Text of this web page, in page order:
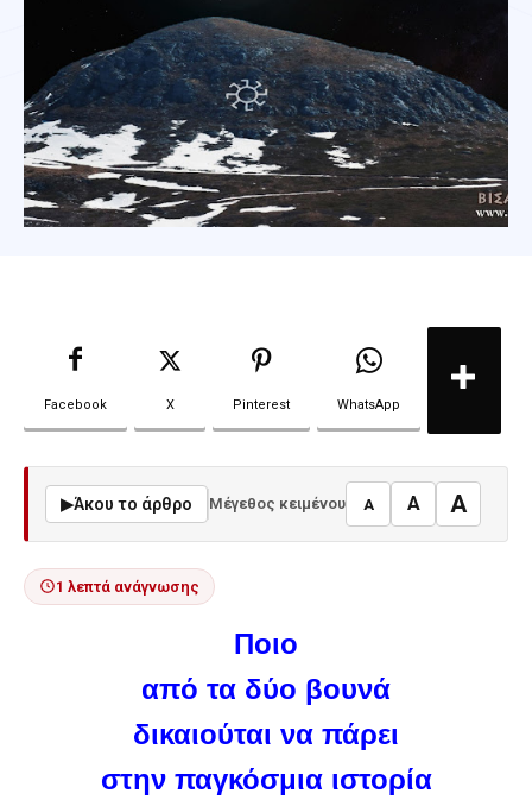
Facebook X Pinterest WhatsApp
▶Άκου το άρθρο Μέγεθος κειμένου A A A
1 λεπτά ανάγνωσης
Ποιο
από τα δύο βουνά
δικαιούται να πάρει
στην παγκόσμια ιστορία